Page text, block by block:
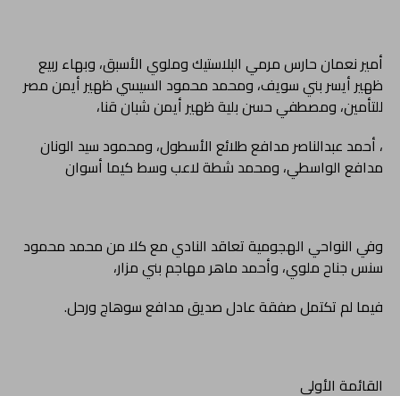
أمير نعمان حارس مرمي البلاستيك وملوي الأسبق، وبهاء ربيع
ظهير أيسر بني سويف، ومحمد محمود السيسي ظهير أيمن مصر
للتأمين، ومصطفي حسن بلية ظهير أيمن شبان قنا،
، أحمد عبدالناصر مدافع طلائع الأسطول، ومحمود سيد الونان
مدافع الواسطي، ومحمد شطة لاعب وسط كيما أسوان
وفي النواحي الهجومية تعاقد النادي مع كلا من محمد محمود
سنس جناح ملوي، وأحمد ماهر مهاجم بني مزار،
فيما لم تكتمل صفقة عادل صديق مدافع سوهاج ورحل.
القائمة الأولي